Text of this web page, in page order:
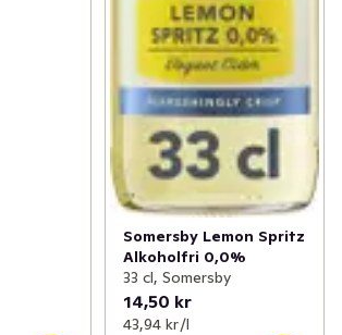
Somersby Lemon Spritz
Alkoholfri 0,0%
33 cl, Somersby
14,50 kr
43,94 kr /l